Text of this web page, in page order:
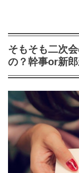
そもそも二次
の？幹事or新郎